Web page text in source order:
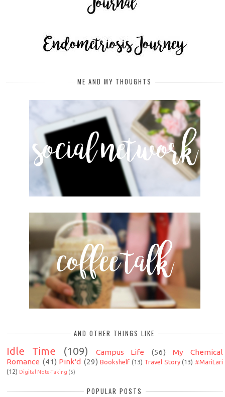
ME AND MY THOUGHTS
AND OTHER THINGS LIKE
Idle Time (109) Campus Life (56)
My Chemical
Romance (41) Pink'd (29) Bookshelf (13) Travel Story (13) #MariLari
(12) Digital Note-Taking (5)
POPULAR POSTS